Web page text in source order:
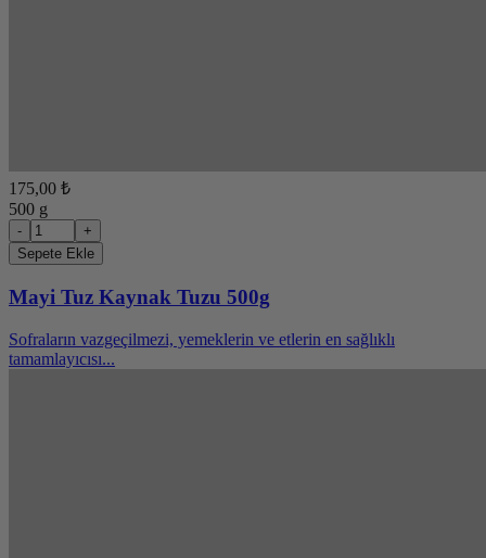
175,00 ₺
500 g
-
+
Sepete Ekle
Mayi Tuz Kaynak Tuzu 500g
Sofraların vazgeçilmezi, yemeklerin ve etlerin en sağlıklı
tamamlayıcısı...